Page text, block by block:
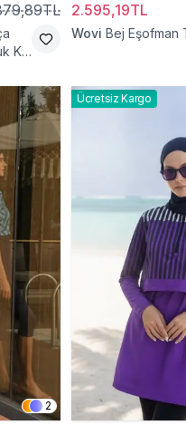
Kız
2.595,19TL
Wovi Bej Eşofman
2
Ücretsiz Kargo